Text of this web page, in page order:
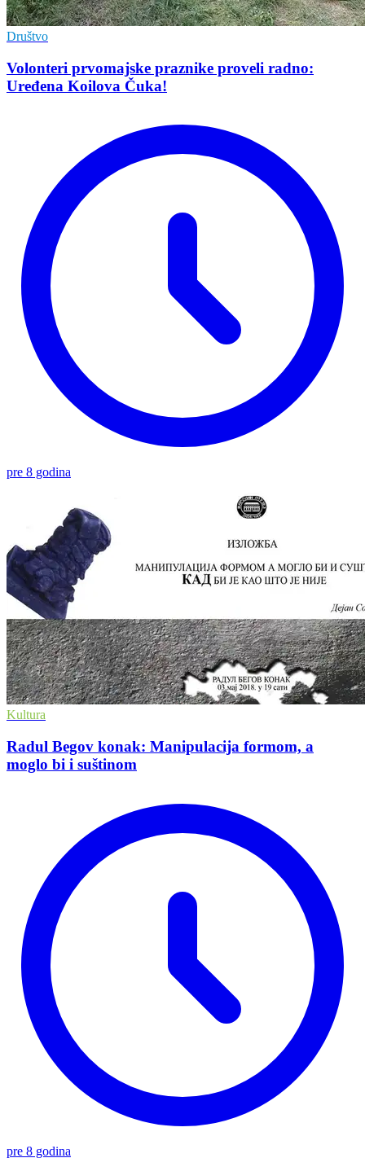
Društvo
Volonteri prvomajske praznike proveli radno:
Uređena Koilova Čuka!
pre 8 godina
Kultura
Radul Begov konak: Manipulacija formom, a
moglo bi i suštinom
pre 8 godina